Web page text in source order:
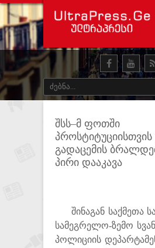
შსს–მ ფოთში
გადაცემის
პირი დააკავა
შინაგან საქმეთა
სამეგრელო-ზემო
პოლიციის